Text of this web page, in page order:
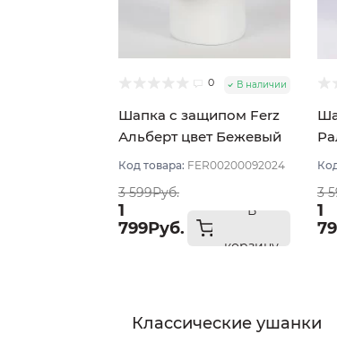
0 В наличии
Шапка с защипом Ferz
Альберт цвет Бежевый
тёмный
Код товара: FER00200092024
3 599Руб.
1
799Руб.
В
корзину
3
1
Классические ушанки